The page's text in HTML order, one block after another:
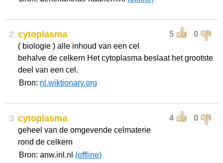
2 5 0
cytoplasma
( biologie ) alle inhoud van een cel
behalve de celkern Het cytoplasma beslaat het grootste
deel van een cel.
Bron: nl.wiktionary.org
3 4 0
cytoplasma
geheel van de omgevende celmaterie
rond de celkern
Bron: anw.inl.nl (offline)